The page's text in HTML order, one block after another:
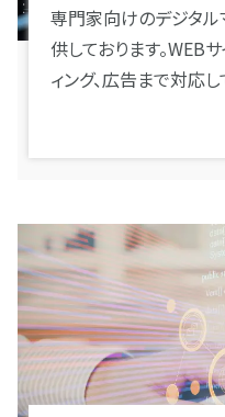
専門家向けのデジタル
供しております。WEB
ィング、広告まで対応し